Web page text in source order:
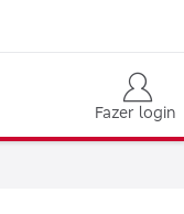
Fazer login